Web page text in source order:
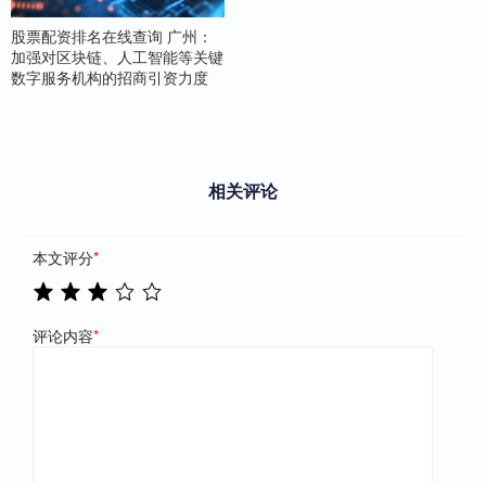
股票配资排名在线查询 广州：
加强对区块链、人工智能等关键
数字服务机构的招商引资力度
相关评论
本文评分*
评论内容*